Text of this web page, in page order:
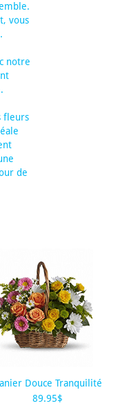
vous
notre
fleurs
de
Douce Tranquilité
89.95$